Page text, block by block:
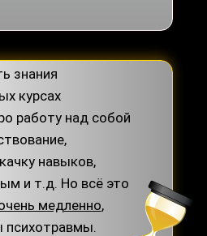
знания
курсах
работу над собой
навыков,
и т.д. Но всё это
медленно,
психотравмы.